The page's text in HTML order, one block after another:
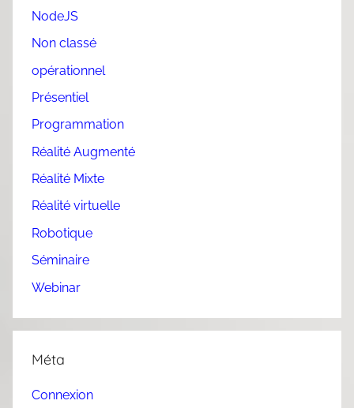
NodeJS
Non classé
opérationnel
Présentiel
Programmation
Réalité Augmenté
Réalité Mixte
Réalité virtuelle
Robotique
Séminaire
Webinar
Méta
Connexion